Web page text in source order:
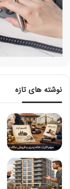
نوشته های تازه